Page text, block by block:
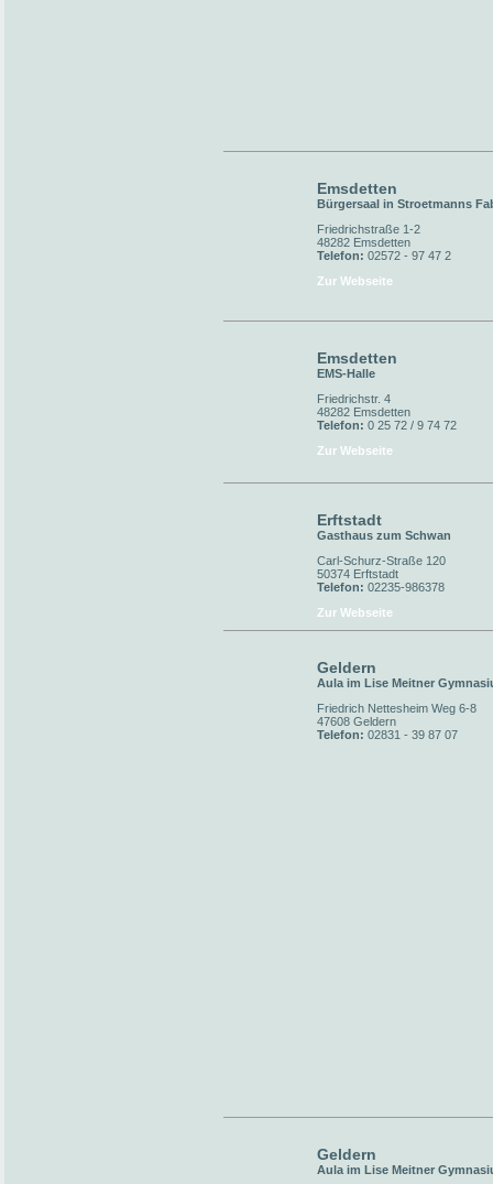
Emsdetten
Bürgersaal in Stroetmanns
Friedrichstraße 1-2
48282 Emsdetten
Telefon: 02572 - 97 47 2
Zur Webseite
Emsdetten
EMS-Halle
Friedrichstr. 4
48282 Emsdetten
Telefon: 0 25 72 / 9 74 72
Zur Webseite
Erftstadt
Gasthaus zum Schwan
Carl-Schurz-Straße 120
50374 Erftstadt
Telefon: 02235-986378
Zur Webseite
Geldern
Aula im Lise Meitner
Friedrich Nettesheim Weg 6-8
47608 Geldern
Telefon: 02831 - 39 87 07
Geldern
Aula im Lise Meitner